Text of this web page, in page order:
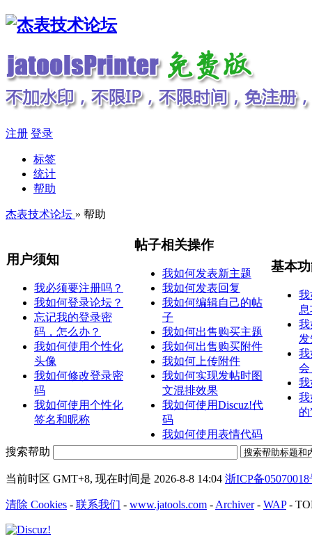
注册 登录
标签
统计
帮助
杰表技术论坛 » 帮助
用户须知
我必须要注册吗？
我如何登录论坛？
忘记我的登录密
码，怎么办？
我如何使用个性化
头像
我如何修改登录密
码
我如何使用个性化
签名和昵称
帖子相关操作
我如何发表新主题
我如何发表回复
我如何编辑自己的帖
子
我如何出售购买主题
我如何出售购买附件
我如何上传附件
我如何实现发帖时图
文混排效果
我如何使用Discuz!代
码
我如何使用表情代码
基本
我
我
我
会
我
我
的
搜索帮助
当前时区 GMT+8, 现在时间是 2026-8-8 14:04 浙ICP备05070018
清除 Cookies - 联系我们 - www.jatools.com - Archiver- WAP-